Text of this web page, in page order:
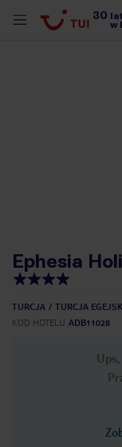
30
w
Ephesia
TURCJA TURCJA
KOD HOTELU ADB11028